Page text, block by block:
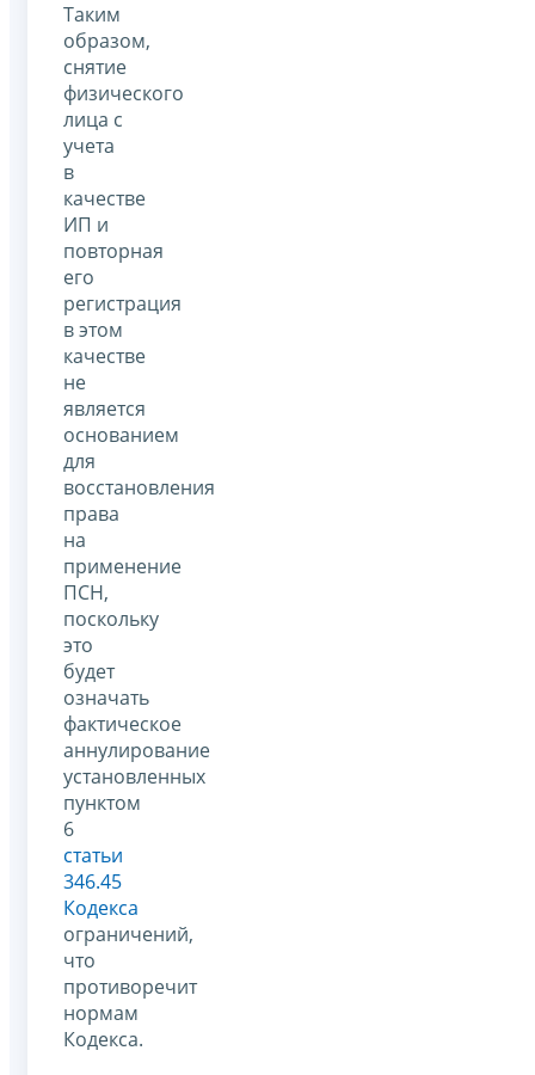
Таким
образом,
снятие
физического
лица с
учета
в
качестве
ИП и
повторная
его
регистрация
в этом
качестве
не
является
основанием
для
восстановления
права
на
применение
ПСН,
поскольку
это
будет
означать
фактическое
аннулирование
установленных
пунктом
6
статьи
346.45
Кодекса
ограничений,
что
противоречит
нормам
Кодекса.